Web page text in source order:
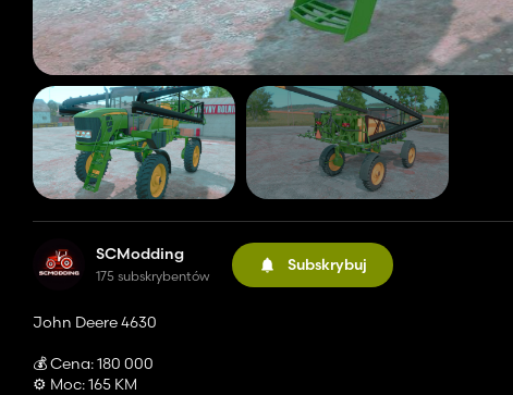
SCModding
175 subskrybentów
Subskrybuj
John Deere 4630
💰 Cena: 180 000
⚙️ Moc: 165 KM